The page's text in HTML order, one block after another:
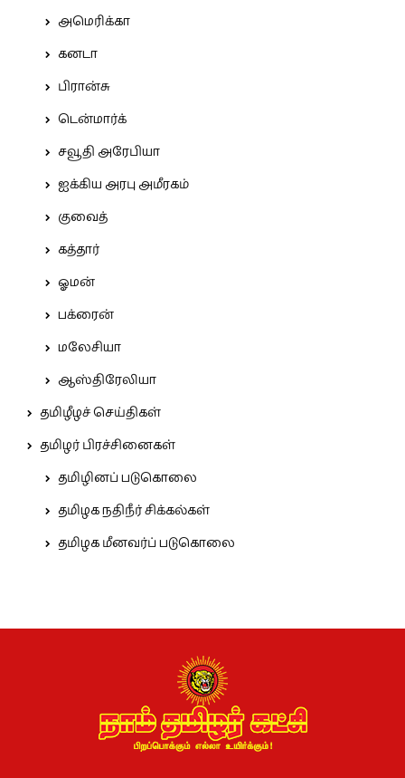
அமெரிக்கா
கனடா
பிரான்சு
டென்மார்க்
சவூதி அரேபியா
ஐக்கிய அரபு அமீரகம்
குவைத்
கத்தார்
ஓமன்
பக்ரைன்
மலேசியா
ஆஸ்திரேலியா
தமிழீழச் செய்திகள்
தமிழர் பிரச்சினைகள்
தமிழினப் படுகொலை
தமிழக நதிநீர் சிக்கல்கள்
தமிழக மீனவர்ப் படுகொலை